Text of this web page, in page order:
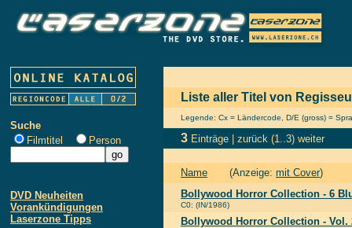
Suche
Filmtitel
Person
DVD Neuheiten
Vorankündigungen
Laserzone Tipps
Liste aller Titel von
Legende: Cx = Ländercode, D/E (gross) =
3 Einträge | zurück (1..3) weiter
Name (Anzeige: mit Cover)
Bollywood Horror Collection - 6
C0: (IN/1986)
Bollywood Horror Collection - Vol.